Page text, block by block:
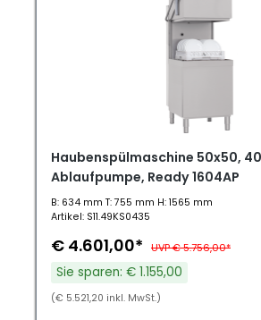
Haubenspülmaschine 50x50,
Ablaufpumpe, Ready 1604AP
B: 634 mm T: 755 mm H: 1565 mm
Artikel: S11.49KS0435
€ 4.601,00* UVP € 5.756,00*
Sie sparen: € 1.155,00
(€ 5.521,20 inkl. MwSt.)